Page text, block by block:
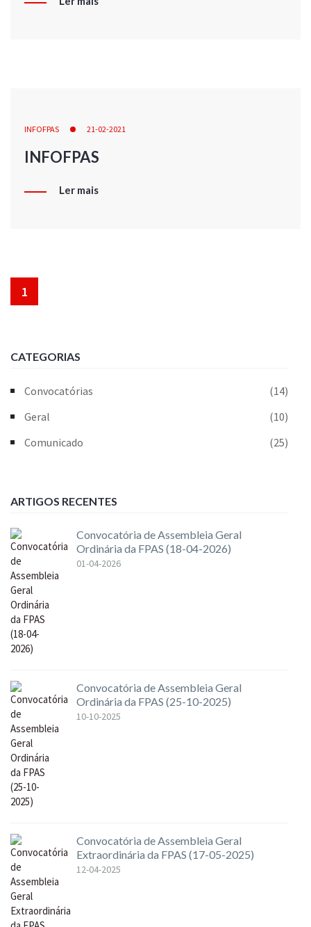
INFOFPAS 21-02-2021
INFOFPAS
Ler mais
1
CATEGORIAS
Convocatórias
(14)
Geral
(10)
Comunicado
(25)
ARTIGOS RECENTES
Convocatória de Assembleia Geral
Ordinária da FPAS (18-04-2026)
01-04-2026
Convocatória de Assembleia Geral
Ordinária da FPAS (25-10-2025)
10-10-2025
Convocatória de Assembleia Geral
Extraordinária da FPAS (17-05-2025)
12-04-2025